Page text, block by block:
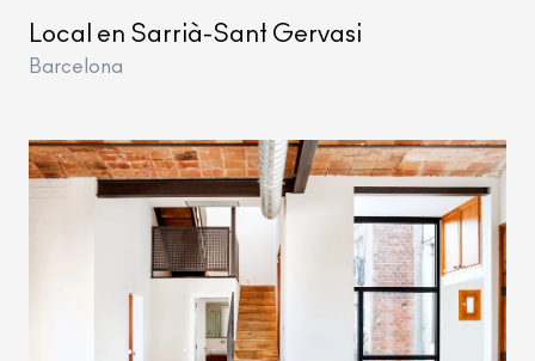
Local en Sarrià-Sant Gervasi
Barcelona